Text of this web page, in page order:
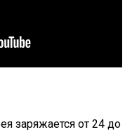
заряжается от 24 до